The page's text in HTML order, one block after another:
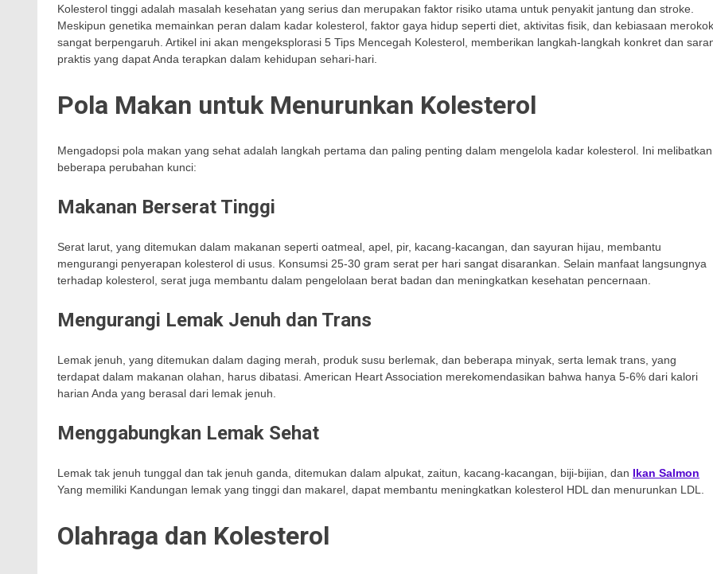
Kolesterol tinggi adalah masalah kesehatan yang serius dan merupakan faktor risiko utama untuk penyakit jantung dan stroke.
Meskipun genetika memainkan peran dalam kadar kolesterol, faktor gaya hidup seperti diet, aktivitas fisik, dan kebiasaan merokok
sangat berpengaruh. Artikel ini akan mengeksplorasi 5 Tips Mencegah Kolesterol, memberikan langkah-langkah konkret dan
praktis yang dapat Anda terapkan dalam kehidupan sehari-hari.
Pola Makan untuk Menurunkan Kolesterol
Mengadopsi pola makan yang sehat adalah langkah pertama dan paling penting dalam mengelola kadar kolesterol. Ini melibatkan
beberapa perubahan kunci:
Makanan Berserat Tinggi
Serat larut, yang ditemukan dalam makanan seperti oatmeal, apel, pir, kacang-kacangan, dan sayuran hijau, membantu
mengurangi penyerapan kolesterol di usus. Konsumsi 25-30 gram serat per hari sangat disarankan. Selain manfaat langsungnya
terhadap kolesterol, serat juga membantu dalam pengelolaan berat badan dan meningkatkan kesehatan pencernaan.
Mengurangi Lemak Jenuh dan Trans
Lemak jenuh, yang ditemukan dalam daging merah, produk susu berlemak, dan beberapa minyak, serta lemak trans, yang
terdapat dalam makanan olahan, harus dibatasi. American Heart Association merekomendasikan bahwa hanya 5-6% dari kalori
harian Anda yang berasal dari lemak jenuh.
Menggabungkan Lemak Sehat
Lemak tak jenuh tunggal dan tak jenuh ganda, ditemukan dalam alpukat, zaitun, kacang-kacangan, biji-bijian, dan Ikan Salmon
Yang memiliki Kandungan lemak yang tinggi dan makarel, dapat membantu meningkatkan kolesterol HDL dan menurunkan LDL.
Olahraga dan Kolesterol